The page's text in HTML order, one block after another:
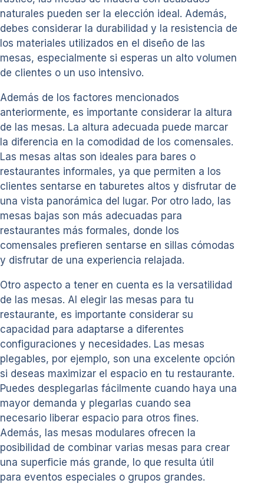
naturales pueden ser la elección ideal. Además,
debes considerar la durabilidad y la resistencia de
los materiales utilizados en el diseño de las
mesas, especialmente si esperas un alto volumen
de clientes o un uso intensivo.
Además de los factores mencionados
anteriormente, es importante considerar la altura
de las mesas. La altura adecuada puede marcar
la diferencia en la comodidad de los comensales.
Las mesas altas son ideales para bares o
restaurantes informales, ya que permiten a los
clientes sentarse en taburetes altos y disfrutar de
una vista panorámica del lugar. Por otro lado, las
mesas bajas son más adecuadas para
restaurantes más formales, donde los
comensales prefieren sentarse en sillas cómodas
y disfrutar de una experiencia relajada.
Otro aspecto a tener en cuenta es la versatilidad
de las mesas. Al elegir las mesas para tu
restaurante, es importante considerar su
capacidad para adaptarse a diferentes
configuraciones y necesidades. Las mesas
plegables, por ejemplo, son una excelente opción
si deseas maximizar el espacio en tu restaurante.
Puedes desplegarlas fácilmente cuando haya una
mayor demanda y plegarlas cuando sea
necesario liberar espacio para otros fines.
Además, las mesas modulares ofrecen la
posibilidad de combinar varias mesas para crear
una superficie más grande, lo que resulta útil
para eventos especiales o grupos grandes.